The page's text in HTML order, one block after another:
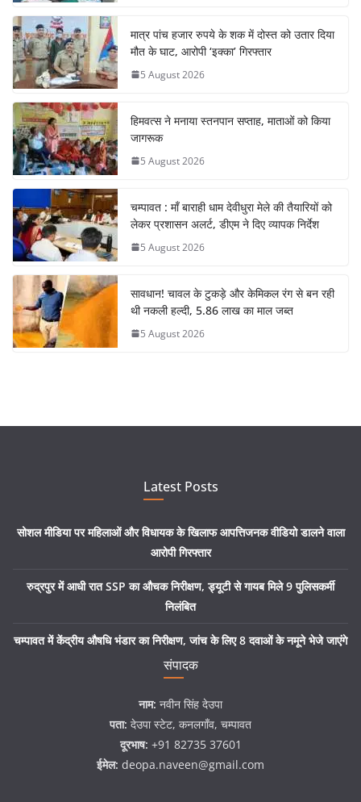
मात्र पांच हजार रुपये के शक में दोस्त को उतार दिया
मौत के घाट, आरोपी ‘इक्का’ गिरफ्तार
5 August 2026
हिमवत्स ने मनाया स्तनपान सप्ताह, माताओं को किया
जागरूक
5 August 2026
चम्पावत : माँ बाराही धाम देवीधुरा मेले की तैयारियों को
लेकर प्रशासन अलर्ट, डीएम ने दिए व्यापक निर्देश
5 August 2026
सावधान! चावल के टुकड़े और केमिकल रंग से बन रही
थी नकली हल्दी, 5.86 लाख का माल जब्त
5 August 2026
Latest Posts
सोशल मीडिया पर महिलाओं और विधायक के खिलाफ आपत्तिजनक वीडियो डालने वाला
आरोपी गिरफ्तार
रुद्रपुर में आधी रात SSP का औचक निरीक्षण, ड्यूटी से गायब मिले 9 पुलिसकर्मी
निलंबित
चम्पावत में केंद्रीय औषधि भंडार का निरीक्षण, जांच के लिए 8 दवाओं के नमूने भेजे जाएंगे
संपादक
नाम: नवीन सिंह देउपा
पता: देउपा स्टेट, कनलगाँव, चम्पावत
दूरभाष: +91 82735 37601
ईमेल: deopa.naveen@gmail.com